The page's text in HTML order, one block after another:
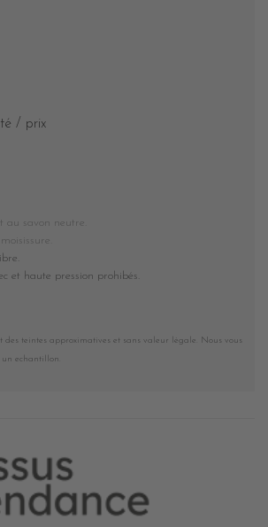
/ prix
au savon neutre.
et haute pression prohibés
des teintes approximatives et sans valeur légale. Nous vous
echantillon.